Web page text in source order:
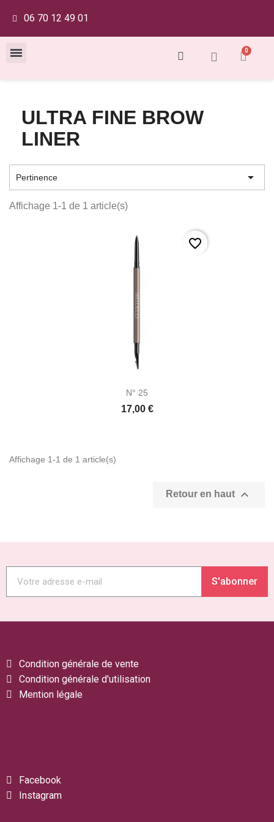
06 70 12 49 01
ULTRA FINE BROW
LINER
Pertinence 
Affichage 1-1 de 1 article(s)
Aperçu rapide
N° 25
17,00 €
favorite_border
Affichage 1-1 de 1 article(s)
Retour en haut 
S'abonner
Condition générale de vente
Condition générale d'utilisation
Mention légale
Facebook
Instagram